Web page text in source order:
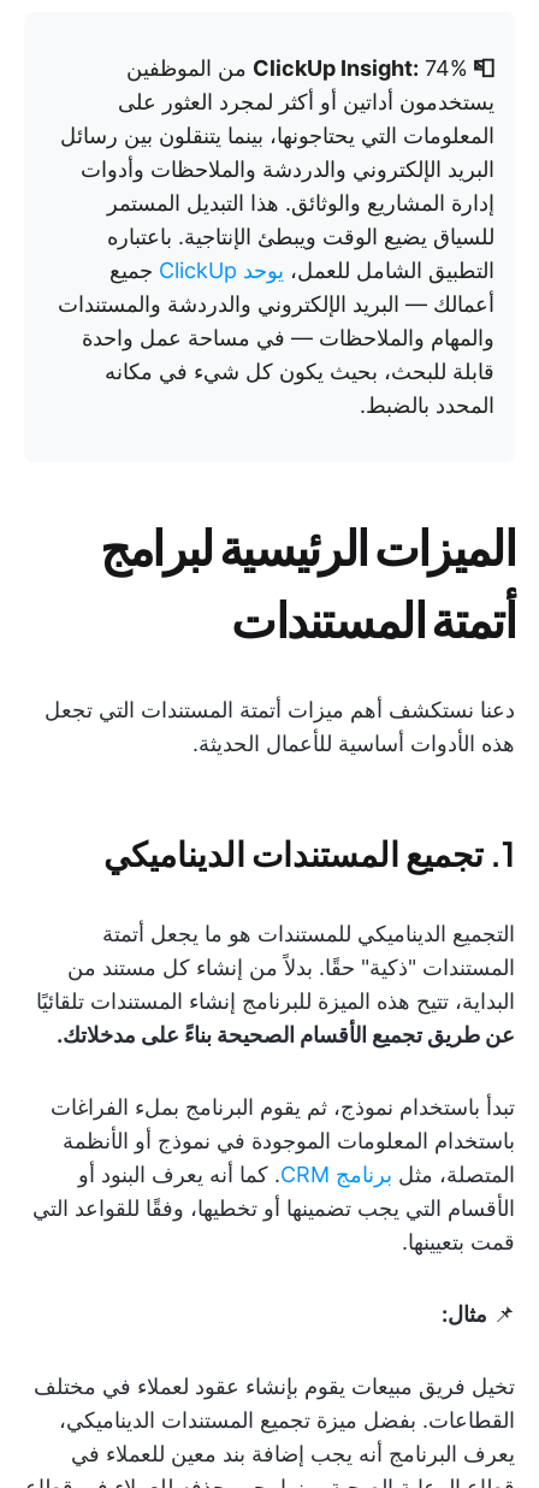
📮 ClickUp Insight:
74% من الموظفين
يستخدمون أداتين أو أكثر لمجرد العثور على
المعلومات التي يحتاجونها، بينما يتنقلون بين رسائل
البريد الإلكتروني والدردشة والملاحظات وأدوات
إدارة المشاريع والوثائق. هذا التبديل المستمر
للسياق يضيع الوقت ويبطئ الإنتاجية. باعتباره
التطبيق الشامل للعمل، يوحد ClickUp
جميع
أعمالك — البريد الإلكتروني والدردشة والمستندات
والمهام والملاحظات — في مساحة عمل واحدة
قابلة للبحث، بحيث يكون كل شيء في مكانه
المحدد بالضبط.
الميزات الرئيسية لبرامج
أتمتة المستندات
دعنا نستكشف أهم ميزات أتمتة المستندات التي تجعل
هذه الأدوات أساسية للأعمال الحديثة.
1. تجميع المستندات الديناميكي
التجميع الديناميكي للمستندات هو ما يجعل أتمتة
المستندات "ذكية" حقًا. بدلاً من إنشاء كل مستند من
البداية، تتيح هذه الميزة للبرنامج إنشاء المستندات تلقائيًا
عن طريق تجميع الأقسام الصحيحة بناءً على مدخلاتك.
تبدأ باستخدام نموذج، ثم يقوم البرنامج بملء الفراغات
باستخدام المعلومات الموجودة في نموذج أو الأنظمة
المتصلة، مثل برنامج CRM
. كما أنه يعرف البنود أو
الأقسام التي يجب تضمينها أو تخطيها، وفقًا للقواعد التي
قمت بتعيينها.
📌 مثال:
تخيل فريق مبيعات يقوم بإنشاء عقود لعملاء في مختلف
القطاعات. بفضل ميزة تجميع المستندات الديناميكي،
يعرف البرنامج أنه يجب إضافة بند معين للعملاء في